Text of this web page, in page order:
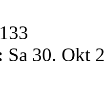
Sa 30. Okt